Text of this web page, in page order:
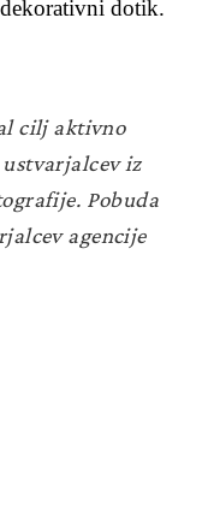
dotik.
cilj aktivno
iz
Pobuda
agencije